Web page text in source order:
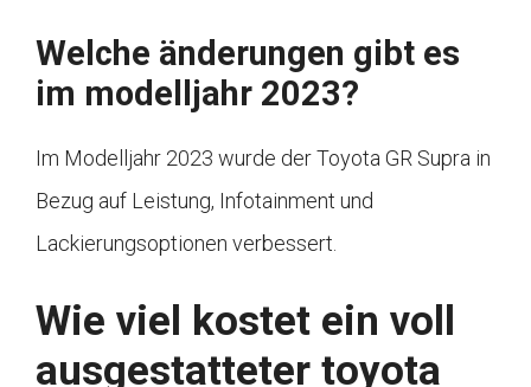
Welche änderungen gibt es
im modelljahr 2023?
Im Modelljahr 2023 wurde der Toyota GR Supra in
Bezug auf Leistung, Infotainment und
Lackierungsoptionen verbessert.
Wie viel kostet ein voll
ausgestatteter toyota